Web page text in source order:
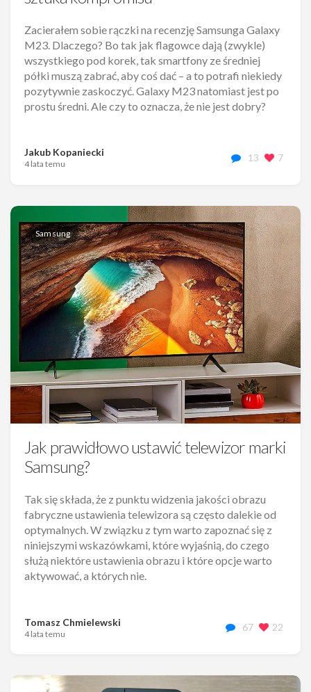
Zacierałem sobie rączki na recenzję Samsunga Galaxy
M23. Dlaczego? Bo tak jak flagowce dają (zwykle)
wszystkiego pod korek, tak smartfony ze średniej
półki muszą zabrać, aby coś dać – a to potrafi niekiedy
pozytywnie zaskoczyć. Galaxy M23 natomiast jest po
prostu średni. Ale czy to oznacza, że nie jest dobry?
Jakub Kopaniecki
4 lata temu
13 7
Samsung
Jak prawidłowo ustawić telewizor marki
Samsung?
Tak się składa, że z punktu widzenia jakości obrazu
fabryczne ustawienia telewizora są często dalekie od
optymalnych. W związku z tym warto zapoznać się z
niniejszymi wskazówkami, które wyjaśnią, do czego
służą niektóre ustawienia obrazu i które opcje warto
aktywować, a których nie.
Tomasz Chmielewski
4 lata temu
67 22